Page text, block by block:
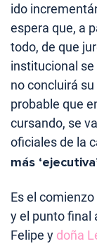
ido
espera que, a
todo, de que
institucional
no concluirá
probable que
cursando, se
oficiales de la
más
Es el
y el punto final
Felipe y doña